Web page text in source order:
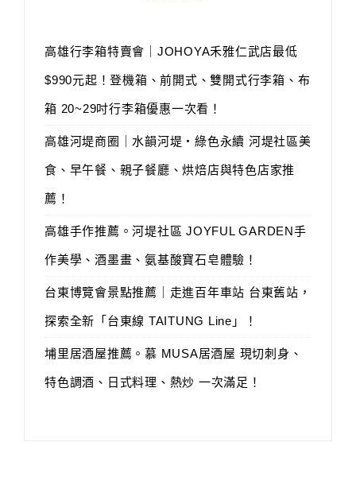
高雄行李箱特賣會｜JOHOYA禾雅仁武店最低
$990元起！登機箱、前開式、雙開式行李箱、布
箱 20~29吋行李箱優惠一次看！
高雄河堤商圈｜水韻河堤‧綠色永續 河堤社區美
食、早午餐、親子餐廳、烘焙店與特色店家推
薦！
高雄手作推薦。河堤社區 JOYFUL GARDEN手
作美學、酒墨畫、氨基酸寶石皂體驗！
台東博覽會景點推薦｜走進百年車站 台東舊站，
探索全新「台東線 TAITUNG Line」！
埔里居酒屋推薦。慕 MUSA居酒屋 現切刺身、
特色調酒、日式料理、熱炒 一次滿足！